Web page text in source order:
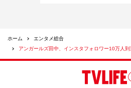
ホーム
エンタメ総合
アンガールズ田中、インスタフォロワー10万人到